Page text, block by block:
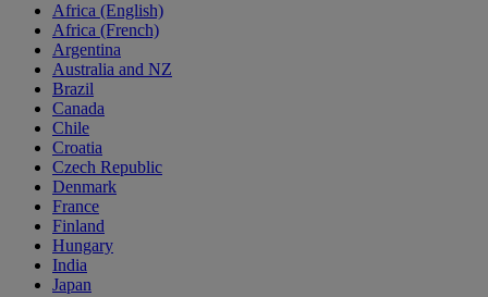
Africa (English)
Africa (French)
Argentina
Australia and NZ
Brazil
Canada
Chile
Croatia
Czech Republic
Denmark
France
Finland
Hungary
India
Japan